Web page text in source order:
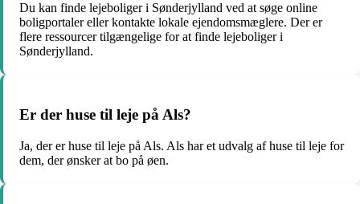
Du kan finde lejeboliger i Sønderjylland ved at søge online
boligportaler eller kontakte lokale ejendomsmæglere. Der er
flere ressourcer tilgængelige for at finde lejeboliger i
Sønderjylland.
Er der huse til leje på Als?
Ja, der er huse til leje på Als. Als har et udvalg af huse til leje for
dem, der ønsker at bo på øen.